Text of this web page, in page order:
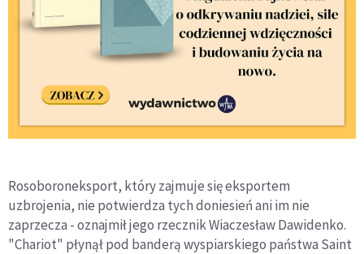
Rosoboroneksport, który zajmuje się eksportem
uzbrojenia, nie potwierdza tych doniesień ani im nie
zaprzecza - oznajmił jego rzecznik Wiaczesław Dawidenko.
"Chariot" płynął pod banderą wyspiarskiego państwa Saint